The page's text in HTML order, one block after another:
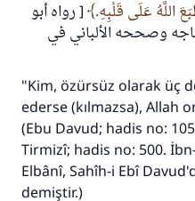
اللَّهُ عَلَى قَلْبِهِ.
[ رواه أبو
وصححه الألباني في
"Kim, özürsüz olarak üç
ederse (kılmazsa), Allah
(Ebu Davud; hadis no:
Tirmizî; hadis no: 500.
Elbânî, Sahîh-i Ebî
demiştir.)
110845 Nolu
Ümmete cevapları
Her kim bir hayra yol
kişinin sevabı